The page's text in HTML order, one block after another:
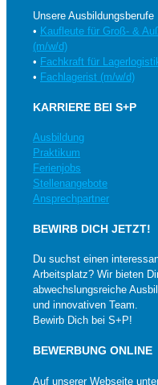
Unsere Ausbildungsberufe
• Kaufleute für Groß- &
(m/w/d)
• Fachkraft für
• Fachlagerist (m/w/d)
KARRIERE BEI S+P
Ausbildung
Praktikum
Ferienjobs
Stellenangebote
Ansprechpartner
BEWIRB DICH JETZT!
Du suchst einen
Arbeitsplatz? Wir bieten
abwechslungsreiche
und innovativen Team.
Bewirb Dich bei S+P!
BEWERBUNG ONLINE
Auf unserer Webseite